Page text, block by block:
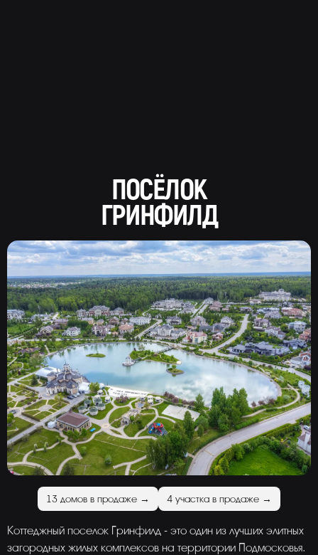
ПОСЁЛОК
ГРИНФИЛД
13 домов в продаже → 4 участка в продаже →
Коттеджный поселок Гринфилд - это один из лучших элитных
загородных жилых комплексов на территории Подмосковья.